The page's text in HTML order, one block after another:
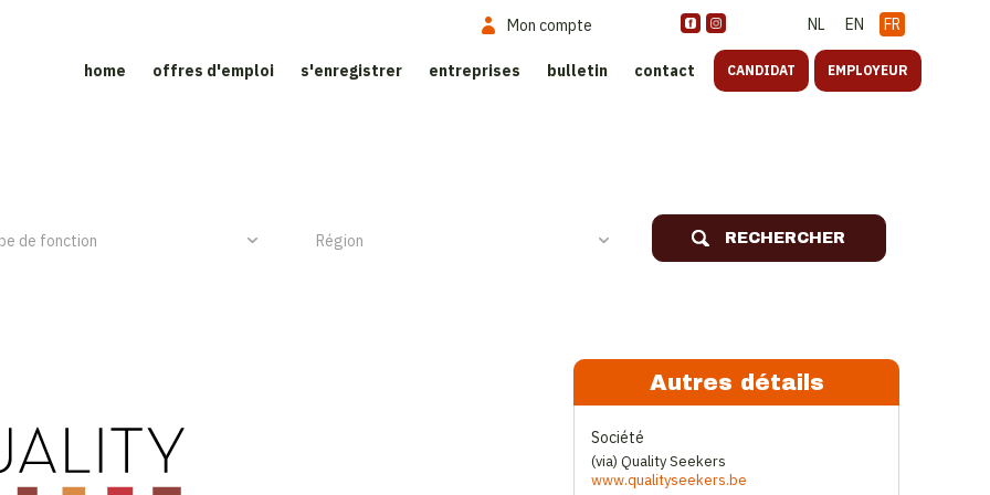
NL EN FR
Mon compte
home offres d'emploi s'enregistrer entreprises bulletin contact CANDIDAT EMPLOYEUR
RECHERCHER
Autres détails
Société
(via) Quality Seekers
www.qualityseekers.be